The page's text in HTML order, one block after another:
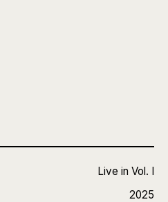
Live in Vol. I
2025